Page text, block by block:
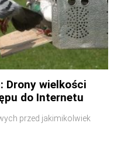
Drony wielkości
do Internetu
przed jakimikolwiek